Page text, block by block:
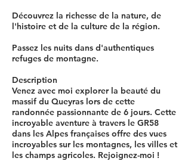
Découvrez la richesse de la nature, de
l'histoire et de la culture de la région.
Passez les nuits dans d'authentiques
refuges de montagne.
Description
Venez avec moi explorer la beauté du
massif du Queyras lors de cette
randonnée passionnante de 6 jours. Cette
incroyable aventure à travers le GR58
dans les Alpes françaises offre des vues
incroyables sur les montagnes, les villes et
les champs agricoles. Rejoignez-moi !